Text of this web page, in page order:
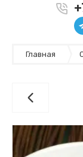
Главная